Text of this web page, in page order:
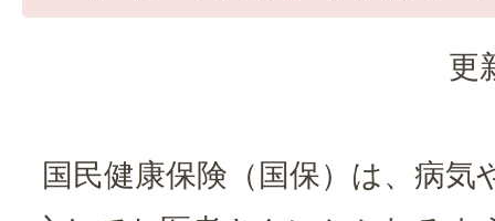
更
国民健康保険（国保）は、病